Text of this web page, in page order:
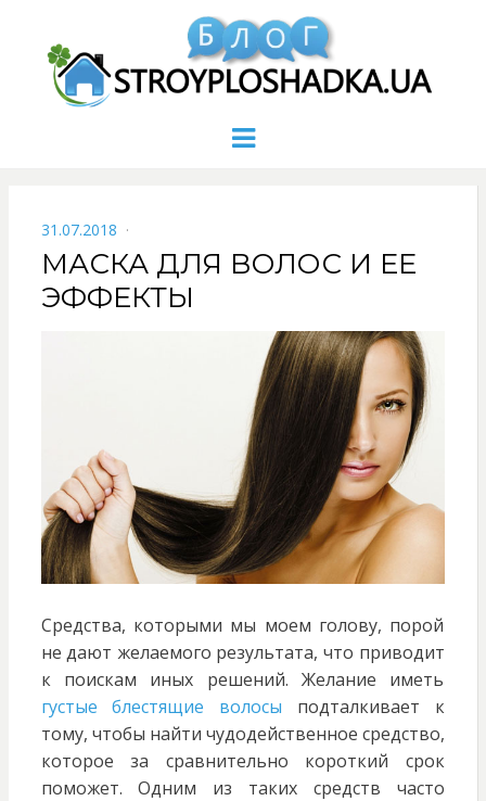
Menu
POSTED
ON
31.07.2018
МАСКА ДЛЯ ВОЛОС И ЕЕ
ЭФФЕКТЫ
Средства, которыми мы моем голову, порой
не дают желаемого результата, что приводит
к поискам иных решений. Желание иметь
густые блестящие волосы подталкивает к
тому, чтобы найти чудодейственное средство,
которое за сравнительно короткий срок
поможет. Одним из таких средств часто